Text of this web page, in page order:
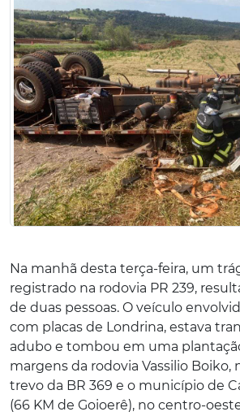
Na manhã desta terça-feira, um
registrado na rodovia PR 239,
de duas pessoas. O veículo
com placas de Londrina, estava
adubo e tombou em uma
margens da rodovia Vassilio
trevo da BR 369 e o município de
(66 KM de Goioerê), no centro-